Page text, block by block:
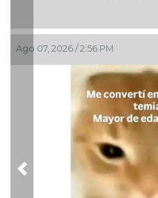
Ago 07, 2026 / 2:56 PM
Previous